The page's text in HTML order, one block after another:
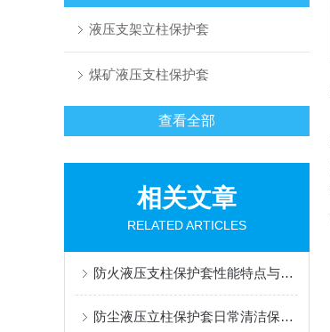
液压支架立柱保护套
煤矿液压支柱保护套
查看全部
相关文章
RELATED ARTICLES
防火液压支柱保护套性能特点与阻燃防护应用
防尘液压立柱保护套日常清洁保养与更换规范